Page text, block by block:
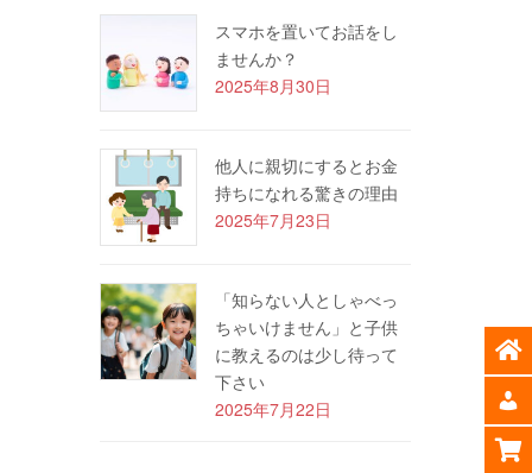
スマホを置いてお話をし
ませんか？
2025年8月30日
他人に親切にするとお金
持ちになれる驚きの理由
2025年7月23日
「知らない人としゃべっ
ちゃいけません」と子供
に教えるのは少し待って
下さい
2025年7月22日